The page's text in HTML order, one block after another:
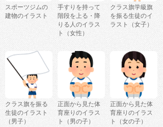
スポーツジムの
建物のイラスト
手すりを持って
階段を上る・降
りる人のイラス
ト（女性）
クラス旗学級旗
を振る生徒のイ
ラスト（女子）
クラス旗を振る
生徒のイラスト
（男子）
正面から見た体
育座りのイラス
ト（男の子）
正面から見た体
育座りのイラス
ト（女の子）